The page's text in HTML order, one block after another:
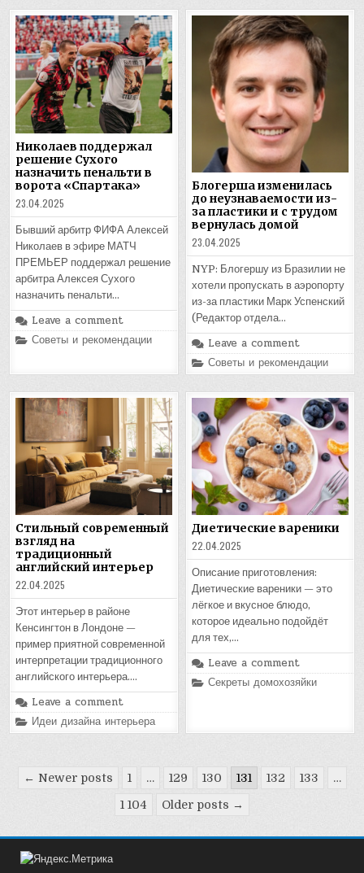
Николаев поддержал
решение Сухого
назначить пенальти в
ворота «Спартака»
23.04.2025
Бывший арбитр ФИФА Алексей
Николаев в эфире МАТЧ
ПРЕМЬЕР поддержал решение
арбитра Алексея Сухого
назначить пенальти…
Leave a comment
Posted
Советы и рекомендации
Блогерша изменилась
до неузнаваемости из-
за пластики и с трудом
вернулась домой
23.04.2025
NYP: Блогершу из Бразилии не
хотели пропускать в аэропорту
из-за пластики Марк Успенский
(Редактор отдела…
Leave a comment
Posted
in
Советы и рекомендации
Стильный современный
взгляд на
традиционный
английский интерьер
22.04.2025
Этот интерьер в районе
Кенсингтон в Лондоне —
пример приятной современной
интерпретации традиционного
английского интерьера….
Leave a comment
Posted
in
Идеи дизайна интерьера
Диетические вареники
22.04.2025
Описание приготовления:
Диетические вареники — это
лёгкое и вкусное блюдо,
которое идеально подойдёт
для тех,…
Leave a comment
Posted
Секреты домохозяйки
Пагинация
← Newer posts 1 … 129 130 131 132 133 …
1 104 Older posts →